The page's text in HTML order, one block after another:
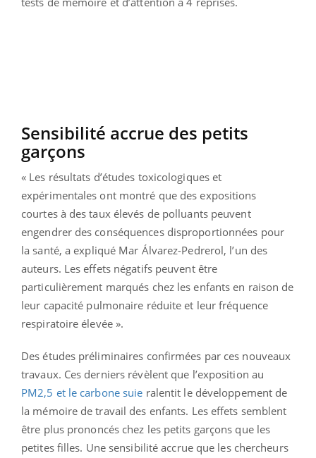
Sensibilité accrue des petits
garçons
« Les résultats d’études toxicologiques et
expérimentales ont montré que des expositions
courtes à des taux élevés de polluants peuvent
engendrer des conséquences disproportionnées pour
la santé, a expliqué Mar Álvarez-Pedrerol, l’un des
auteurs. Les effets négatifs peuvent être
particulièrement marqués chez les enfants en raison de
leur capacité pulmonaire réduite et leur fréquence
respiratoire élevée ».
Des études préliminaires confirmées par ces nouveaux
travaux. Ces derniers révèlent que l’exposition au
PM2,5 et le carbone suie ralentit le développement de
la mémoire de travail des enfants. Les effets semblent
être plus prononcés chez les petits garçons que les
petites filles. Une sensibilité accrue que les chercheurs